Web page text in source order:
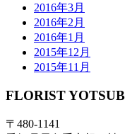
2016年3月
2016年2月
2016年1月
2015年12月
2015年11月
FLORIST
〒480-1141